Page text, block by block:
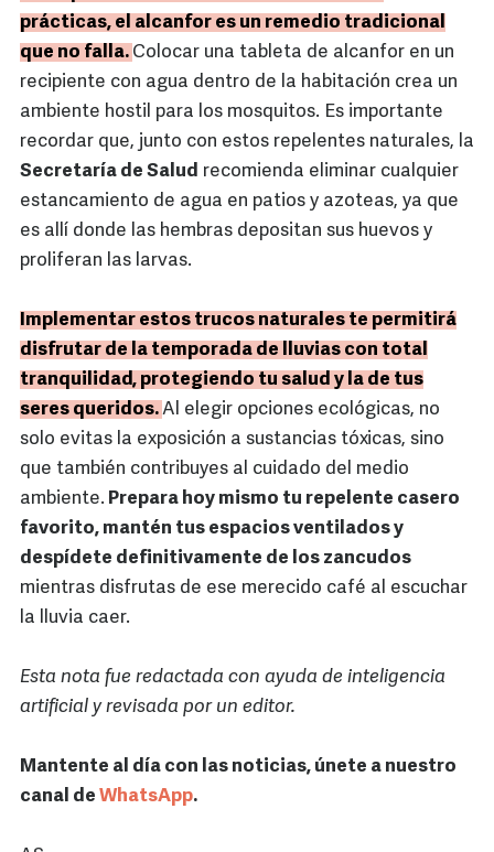
prácticas, el alcanfor es un remedio tradicional
que no falla. Colocar una tableta de alcanfor en un
recipiente con agua dentro de la habitación crea un
ambiente hostil para los mosquitos. Es importante
recordar que, junto con estos repelentes naturales, la
Secretaría de Salud recomienda eliminar cualquier
estancamiento de agua en patios y azoteas, ya que
es allí donde las hembras depositan sus huevos y
proliferan las larvas.
Implementar estos trucos naturales te permitirá
disfrutar de la temporada de lluvias con total
tranquilidad, protegiendo tu salud y la de tus
seres queridos.Al elegir opciones ecológicas, no
solo evitas la exposición a sustancias tóxicas, sino
que también contribuyes al cuidado del medio
ambiente. Prepara hoy mismo tu repelente casero
favorito, mantén tus espacios ventilados y
despídete definitivamente de los zancudos
mientras disfrutas de ese merecido café al escuchar
la lluvia caer.
Esta nota fue redactada con ayuda de inteligencia
artificial y revisada por un editor.
Mantente al día con las noticias, únete a nuestro
canal de WhatsApp.